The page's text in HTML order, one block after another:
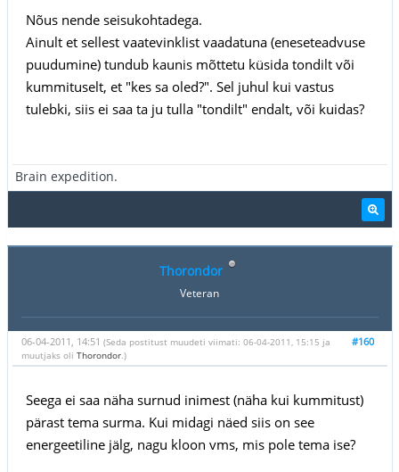
Nõus nende seisukohtadega.
Ainult et sellest vaatevinklist vaadatuna (eneseteadvuse
puudumine) tundub kaunis mõttetu küsida tondilt või
kummituselt, et "kes sa oled?". Sel juhul kui vastus
tulebki, siis ei saa ta ju tulla "tondilt" endalt, või kuidas?
Brain expedition.
Thorondor
Veteran
#160
06-04-2011, 14:51 (Seda postitust muudeti viimati: 06-04-2011, 15:15 ja
muutjaks oli Thorondor.)
Seega ei saa näha surnud inimest (näha kui kummitust)
pärast tema surma. Kui midagi näed siis on see
energeetiline jälg, nagu kloon vms, mis pole tema ise?